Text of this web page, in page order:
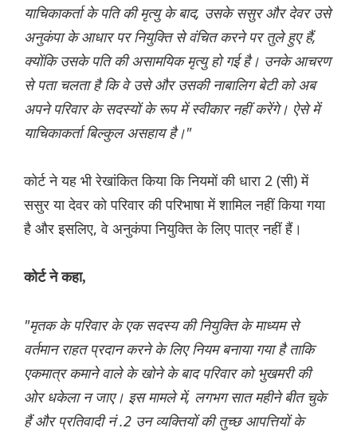
याचिकाकर्ता के पति की मृत्यु के बाद, उसके ससुर और देवर उसे
अनुकंपा के आधार पर नियुक्ति से वंचित करने पर तुले हुए हैं,
क्योंकि उसके पति की असामयिक मृत्यु हो गई है। उनके आचरण
से पता चलता है कि वे उसे और उसकी नाबालिग बेटी को अब
अपने परिवार के सदस्यों के रूप में स्वीकार नहीं करेंगे। ऐसे में
याचिकाकर्ता बिल्कुल असहाय है।"
कोर्ट ने यह भी रेखांकित किया कि नियमों की धारा 2 (सी) में
ससुर या देवर को परिवार की परिभाषा में शामिल नहीं किया गया
है और इसलिए, वे अनुकंपा नियुक्ति के लिए पात्र नहीं हैं।
कोर्ट ने कहा,
"मृतक के परिवार के एक सदस्य की नियुक्ति के माध्यम से
वर्तमान राहत प्रदान करने के लिए नियम बनाया गया है ताकि
एकमात्र कमाने वाले के खोने के बाद परिवार को भुखमरी की
ओर धकेला न जाए। इस मामले में, लगभग सात महीने बीत चुके
हैं और प्रतिवादी नं .2 उन व्यक्तियों की तुच्छ आपत्तियों के